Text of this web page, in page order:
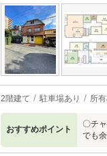
2階建て 駐車場あり 所
おすすめポイント
〇チ
でも